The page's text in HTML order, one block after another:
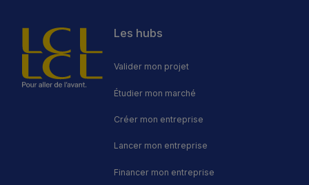
Les hubs
Valider mon projet
Étudier mon marché
Créer mon entreprise
Lancer mon entreprise
Financer mon entreprise